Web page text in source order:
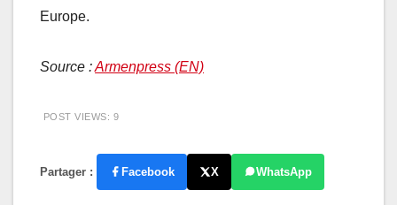
Europe.
Source :Armenpress (EN)
POST VIEWS: 9
Partager : Facebook X WhatsApp